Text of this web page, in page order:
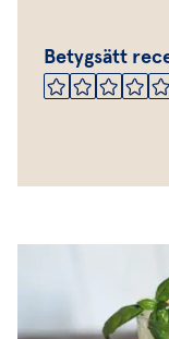
Betygsätt